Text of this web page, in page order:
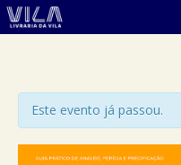
Este evento já passou.